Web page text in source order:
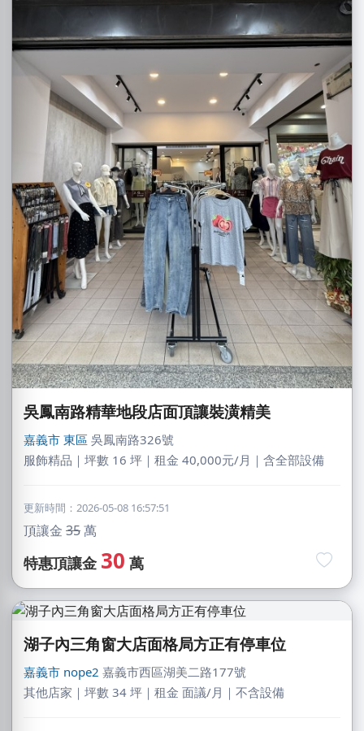
吳鳳南路精華地段店面頂讓裝潢精美
嘉義市 東區 吳鳳南路326號
服飾精品｜坪數 16 坪｜租金 40,000元/月｜含全部設備
更新時間：2026-05-08 16:57:51
頂讓金 35萬
特惠頂讓金 30 萬
湖子內三角窗大店面格局方正有停車位
嘉義市 nope2 嘉義市西區湖美二路177號
其他店家｜坪數 34 坪｜租金 面議/月｜不含設備